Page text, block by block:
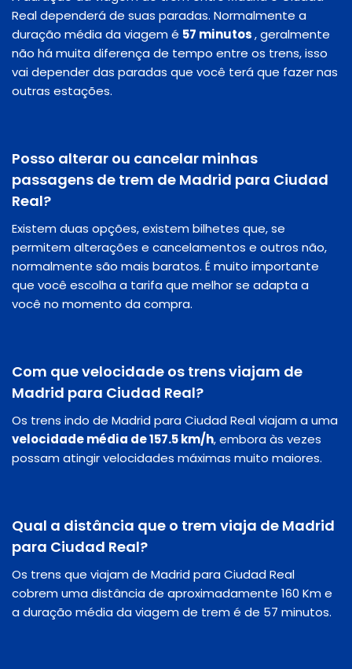
Real dependerá de suas paradas. Normalmente a
duração média da viagem é 57 minutos, geralmente
não há muita diferença de tempo entre os trens, isso
vai depender das paradas que você terá que fazer nas
outras estações.
Posso alterar ou cancelar minhas
passagens de trem de Madrid para Ciudad
Real?
Existem duas opções, existem bilhetes que, se
permitem alterações e cancelamentos e outros não,
normalmente são mais baratos. É muito importante
que você escolha a tarifa que melhor se adapta a
você no momento da compra.
Com que velocidade os trens viajam de
Madrid para Ciudad Real?
Os trens indo de Madrid para Ciudad Real viajam a uma
velocidade média de 157.5 km/h, embora às vezes
possam atingir velocidades máximas muito maiores.
Qual a distância que o trem viaja de Madrid
para Ciudad Real?
Os trens que viajam de Madrid para Ciudad Real
cobrem uma distância de aproximadamente 160 Km e
a duração média da viagem de trem é de 57 minutos.